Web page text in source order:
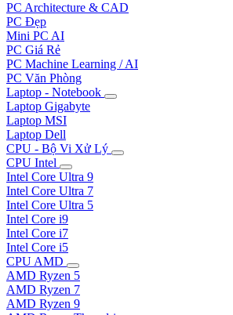
PC Architecture & CAD
PC Đẹp
Mini PC AI
PC Giá Rẻ
PC Machine Learning / AI
PC Văn Phòng
Laptop - Notebook
Laptop Gigabyte
Laptop MSI
Laptop Dell
CPU - Bộ Vi Xử Lý
CPU Intel
Intel Core Ultra 9
Intel Core Ultra 7
Intel Core Ultra 5
Intel Core i9
Intel Core i7
Intel Core i5
CPU AMD
AMD Ryzen 5
AMD Ryzen 7
AMD Ryzen 9